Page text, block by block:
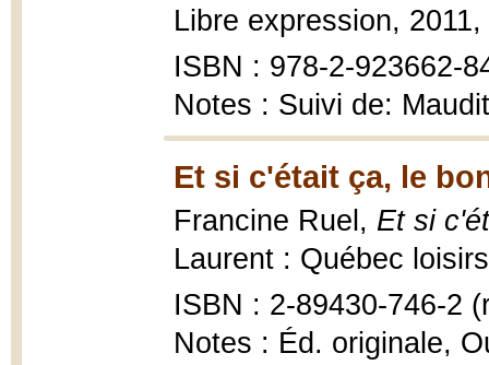
Libre expression,
ISBN : 978-2-923662-
Notes : Suivi de:
Et si c'était ça, le
Francine Ruel, Et si
Laurent : Québec
ISBN : 2-89430-746-2
Notes : Éd. originale,